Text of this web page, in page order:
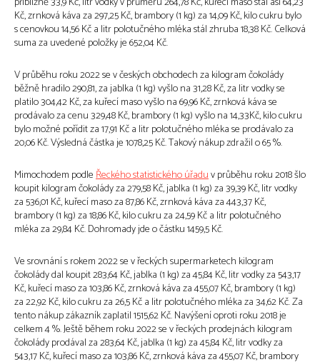
Kč, zrnková káva za 297,25 Kč, brambory (1 kg) za 14,09 Kč, kilo cukru bylo
s cenovkou 14,56 Kč a litr polotučného mléka stál zhruba 18,38 Kč. Celková
suma za uvedené položky je 652,04 Kč.
V průběhu roku 2022 se v českých obchodech za kilogram čokolády
běžně hradilo 290,81, za jablka (1 kg) vyšlo na 31,28 Kč, za litr vodky se
platilo 304,42 Kč, za kuřecí maso vyšlo na 69,96 Kč, zrnková káva se
prodávalo za cenu 329,48 Kč, brambory (1 kg) vyšlo na 14,33Kč, kilo cukru
bylo možné pořídit za 17,91 Kč a litr polotučného mléka se prodávalo za
20,06 Kč. Výsledná částka je 1078,25 Kč. Takový nákup zdražil o 65 %.
Mimochodem podleŘeckého statistického úřaduv průběhu roku 2018 šlo
koupit kilogram čokolády za 279,58 Kč, jablka (1 kg) za 39,39 Kč, litr vodky
za 536,01 Kč, kuřecí maso za 87,86 Kč, zrnková káva za 443,37 Kč,
brambory (1 kg) za 18,86 Kč, kilo cukru za 24,59 Kč a litr polotučného
mléka za 29,84 Kč. Dohromady jde o částku 1459,5 Kč.
Ve srovnání s rokem 2022 se v řeckých supermarketech kilogram
čokolády dal koupit 283,64 Kč, jablka (1 kg) za 45,84 Kč, litr vodky za 543,17
Kč, kuřecí maso za 103,86 Kč, zrnková káva za 455,07 Kč, brambory (1 kg)
za 22,92 Kč, kilo cukru za 26,5 Kč a litr polotučného mléka za 34,62 Kč. Za
tento nákup zákazník zaplatil 1515,62 Kč. Navýšení oproti roku 2018 je
celkem 4 %. Ještě během roku 2022 se v řeckých prodejnách kilogram
čokolády prodával za 283,64 Kč, jablka (1 kg) za 45,84 Kč, litr vodky za
543,17 Kč, kuřecí maso za 103,86 Kč, zrnková káva za 455,07 Kč, brambory